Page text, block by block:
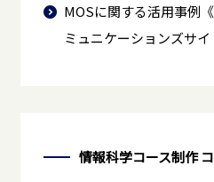
MOSに関する活用事例
ミュニケーションズサイ
情報科学コース制作